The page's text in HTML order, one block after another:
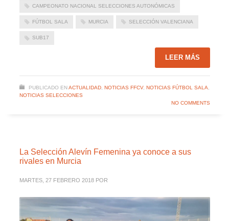
CAMPEONATO NACIONAL SELECCIONES AUTONÓMICAS
FÚTBOL SALA MURCIA SELECCIÓN VALENCIANA
SUB17
LEER MÁS
PUBLICADO EN ACTUALIDAD, NOTICIAS FFCV, NOTICIAS FÚTBOL SALA
NOTICIAS SELECCIONES
NO COMMENTS
La Selección Alevín Femenina ya conoce a sus
rivales en Murcia
MARTES, 27 FEBRERO 2018 POR